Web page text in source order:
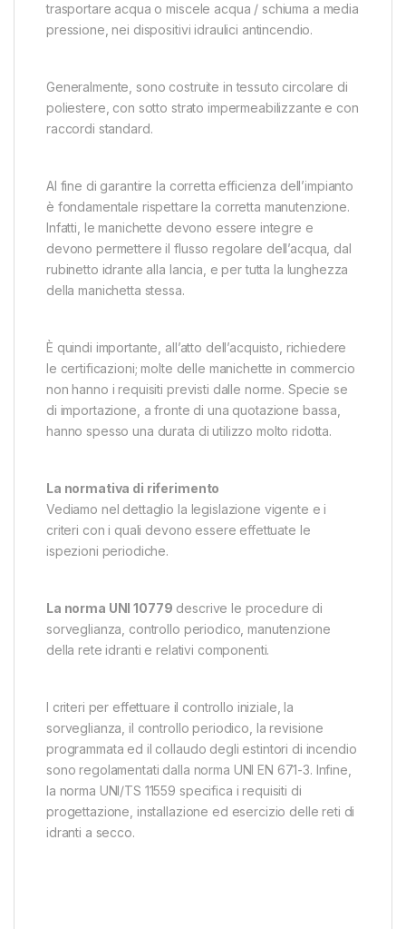
trasportare acqua o miscele acqua / schiuma a media
pressione, nei dispositivi idraulici antincendio.
Generalmente, sono costruite in tessuto circolare di
poliestere, con sotto strato impermeabilizzante e con
raccordi standard.
Al fine di garantire la corretta efficienza dell’impianto
è fondamentale rispettare la corretta manutenzione.
Infatti, le manichette devono essere integre e
devono permettere il flusso regolare dell’acqua, dal
rubinetto idrante alla lancia, e per tutta la lunghezza
della manichetta stessa.
È quindi importante, all’atto dell’acquisto, richiedere
le certificazioni; molte delle manichette in commercio
non hanno i requisiti previsti dalle norme. Specie se
di importazione, a fronte di una quotazione bassa,
hanno spesso una durata di utilizzo molto ridotta.
La normativa di riferimento
Vediamo nel dettaglio la legislazione vigente e i
criteri con i quali devono essere effettuate le
ispezioni periodiche.
La norma UNI 10779 descrive le procedure di
sorveglianza, controllo periodico, manutenzione
della rete idranti e relativi componenti.
I criteri per effettuare il controllo iniziale, la
sorveglianza, il controllo periodico, la revisione
programmata ed il collaudo degli estintori di incendio
sono regolamentati dalla norma UNI EN 671-3. Infine,
la norma UNI/TS 11559 specifica i requisiti di
progettazione, installazione ed esercizio delle reti di
idranti a secco.